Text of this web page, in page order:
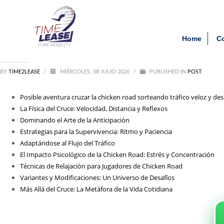
Archivos
agosto 2026
junio 2026
mayo 2026
septiembre 2025
agosto 2025
julio 2025
agosto 2021
Categorías
1_lapapillote08.com_10000
Entertainment
Home
BY TIME2LEASE / MIÉRCOLES, 08 JULIO 2026 / PUBLISHED IN POST
Posible aventura cruzar la chicken road sorteando tráfico veloz y
La Física del Cruce: Velocidad, Distancia y Reflexos
Dominando el Arte de la Anticipación
Estrategias para la Supervivencia: Ritmo y Paciencia
Adaptándose al Flujo del Tráfico
El Impacto Psicológico de la Chicken Road: Estrés y Concentración
Técnicas de Relajación para Jugadores de Chicken Road
Variantes y Modificaciones: Un Universo de Desafíos
Más Allá del Cruce: La Metáfora de la Vida Cotidiana